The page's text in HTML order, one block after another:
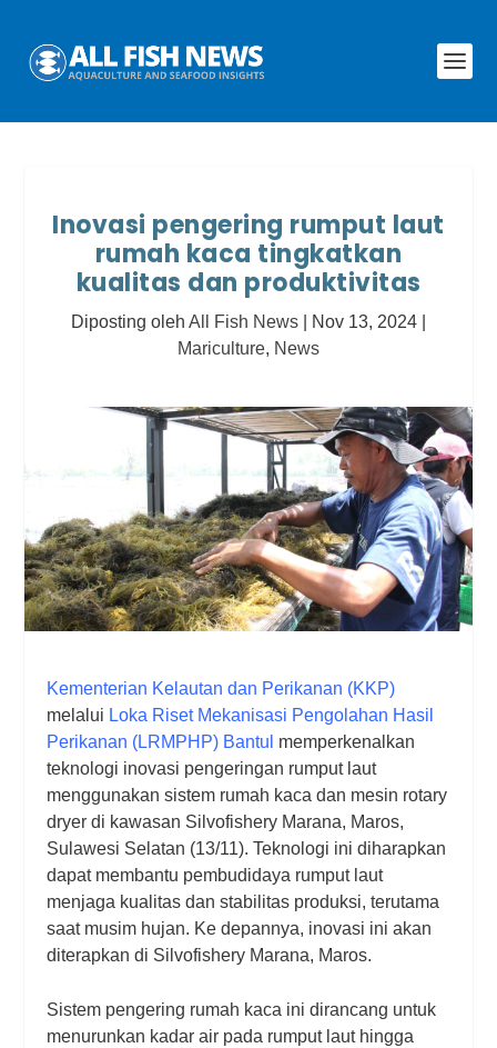
Inovasi pengering rumput laut
rumah kaca tingkatkan
kualitas dan produktivitas
Diposting oleh All Fish News Nov 13, 2024
Mariculture, News
Kementerian Kelautan dan Perikanan (KKP)
melalui Loka Riset Mekanisasi Pengolahan Hasil
Perikanan (LRMPHP) Bantul memperkenalkan
teknologi inovasi pengeringan rumput laut
menggunakan sistem rumah kaca dan mesin rotary
dryer di kawasan Silvofishery Marana, Maros,
Sulawesi Selatan (13/11). Teknologi ini diharapkan
dapat membantu pembudidaya rumput laut
menjaga kualitas dan stabilitas produksi, terutama
saat musim hujan. Ke depannya, inovasi ini akan
diterapkan di Silvofishery Marana, Maros.
Sistem pengering rumah kaca ini dirancang untuk
menurunkan kadar air pada rumput laut hingga